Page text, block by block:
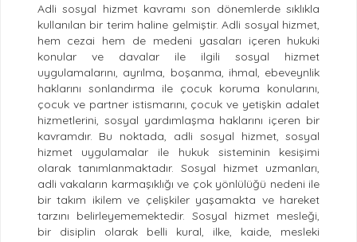
Adli sosyal hizmet kavramı son dönemlerde sıklıkla
kullanılan bir terim haline gelmiştir. Adli sosyal hizmet,
hem cezai hem de medeni yasaları içeren hukuki
konular ve davalar ile ilgili sosyal hizmet
uygulamalarını, ayrılma, boşanma, ihmal, ebeveynlik
haklarını sonlandırma ile çocuk koruma konularını,
çocuk ve partner istismarını, çocuk ve yetişkin adalet
hizmetlerini, sosyal yardımlaşma haklarını içeren bir
kavramdır. Bu noktada, adli sosyal hizmet, sosyal
hizmet uygulamalar ile hukuk sisteminin kesişimi
olarak tanımlanmaktadır. Sosyal hizmet uzmanları,
adli vakaların karmaşıklığı ve çok yönlülüğü nedeni ile
bir takım ikilem ve çelişkiler yaşamakta ve hareket
tarzını belirleyememektedir. Sosyal hizmet mesleği,
bir disiplin olarak belli kural, ilke, kaide, mesleki